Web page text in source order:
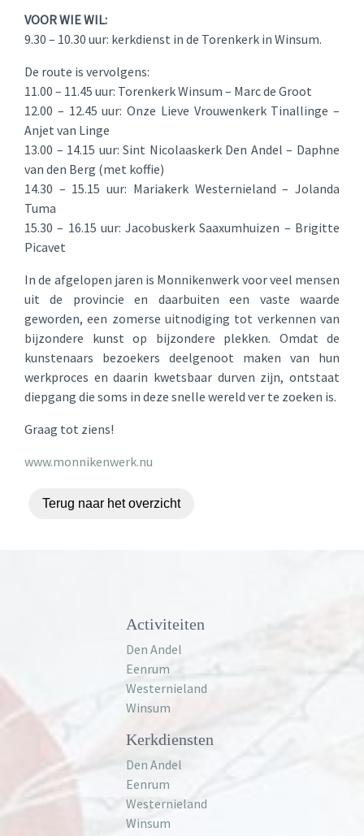
VOOR WIE WIL:
9.30 – 10.30 uur: kerkdienst in de Torenkerk in Winsum.
De route is vervolgens:
11.00 – 11.45 uur: Torenkerk Winsum – Marc de Groot
12.00 – 12.45 uur: Onze Lieve Vrouwenkerk Tinallinge –
Anjet van Linge
13.00 – 14.15 uur: Sint Nicolaaskerk Den Andel – Daphne
van den Berg (met koffie)
14.30 – 15.15 uur: Mariakerk Westernieland – Jolanda
Tuma
15.30 – 16.15 uur: Jacobuskerk Saaxumhuizen – Brigitte
Picavet
In de afgelopen jaren is Monnikenwerk voor veel mensen
uit de provincie en daarbuiten een vaste waarde
geworden, een zomerse uitnodiging tot verkennen van
bijzondere kunst op bijzondere plekken. Omdat de
kunstenaars bezoekers deelgenoot maken van hun
werkproces en daarin kwetsbaar durven zijn, ontstaat
diepgang die soms in deze snelle wereld ver te zoeken is.
Graag tot ziens!
www.monnikenwerk.nu
Terug naar het overzicht
Activiteiten
Den Andel
Eenrum
Westernieland
Winsum
Kerkdiensten
Den Andel
Eenrum
Westernieland
Winsum